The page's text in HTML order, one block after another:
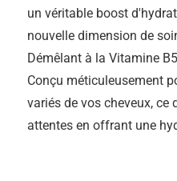
un véritable boost
nouvelle dimension de
Démêlant à la Vitamine
Conçu méticuleusement
variés de vos cheveux, ce
attentes en offrant une